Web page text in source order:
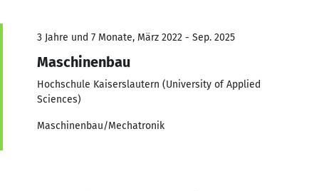
3 Jahre und 7 Monate, März 2022 - Sep. 2025
Maschinenbau
Hochschule Kaiserslautern (University of Applied
Sciences)
Maschinenbau/Mechatronik